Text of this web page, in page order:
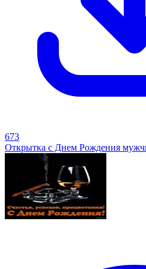
673
Открытка с Днем Рождения